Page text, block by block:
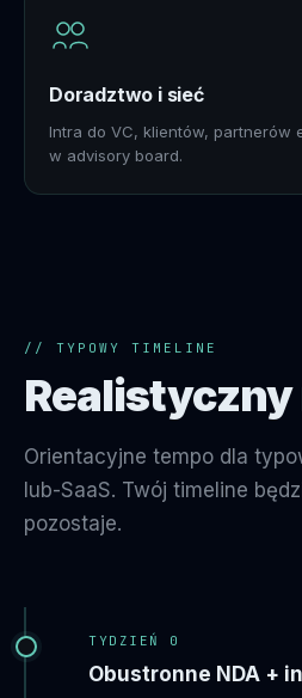
Doradztwo i sieć
Intra do VC, klientów, partnerów
w advisory board.
// TYPOWY TIMELINE
Realistyczny
Orientacyjne tempo dla
lub-SaaS. Twój timeline
pozostaje.
TYDZIEŃ 0
Obustronne NDA +